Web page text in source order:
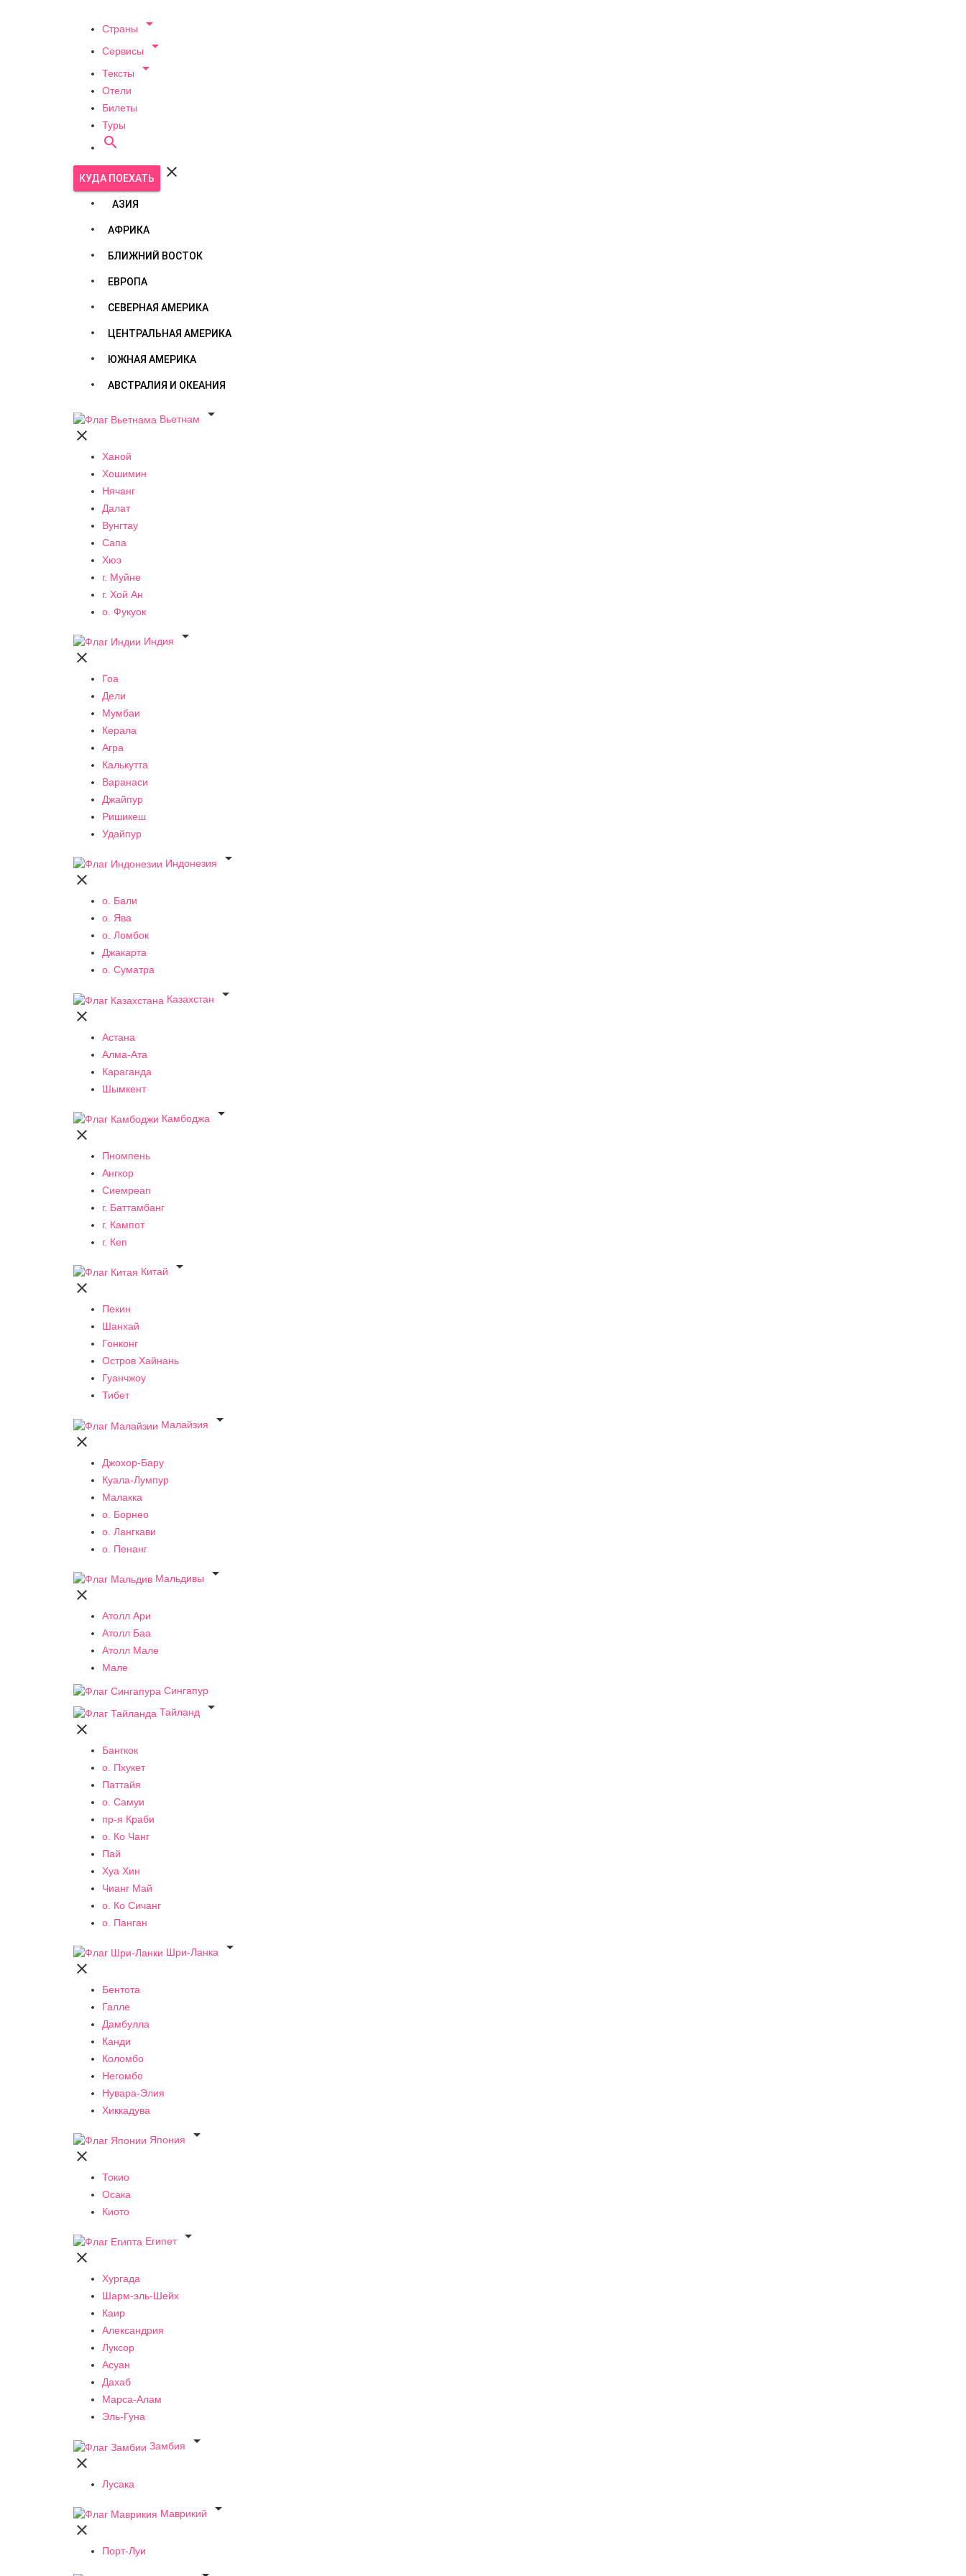
Страны 
Сервисы 
Тексты 
Отели
Билеты
Туры

КУДА ПОЕХАТЬ 
АЗИЯ
АФРИКА
БЛИЖНИЙ ВОСТОК
ЕВРОПА
СЕВЕРНАЯ АМЕРИКА
ЦЕНТРАЛЬНАЯ АМЕРИКА
ЮЖНАЯ АМЕРИКА
АВСТРАЛИЯ И ОКЕАНИЯ
Вьетнам


Ханой
Хошимин
Нячанг
Далат
Вунгтау
Сапа
Хюэ
г. Муйне
г. Хой Ан
о. Фукуок
Индия


Гоа
Дели
Мумбаи
Керала
Агра
Калькутта
Варанаси
Джайпур
Ришикеш
Удайпур
Индонезия


о. Бали
о. Ява
о. Ломбок
Джакарта
о. Суматра
Казахстан


Астана
Алма-Ата
Караганда
Шымкент
Камбоджа


Пномпень
Ангкор
Сиемреап
г. Баттамбанг
г. Кампот
г. Кеп
Китай


Пекин
Шанхай
Гонконг
Остров Хайнань
Гуанчжоу
Тибет
Малайзия


Джохор-Бару
Куала-Лумпур
Малакка
о. Борнео
о. Лангкави
о. Пенанг
Мальдивы


Атолл Ари
Атолл Баа
Атолл Мале
Мале
Сингапур
Тайланд


Бангкок
о. Пхукет
Паттайя
о. Самуи
пр-я Краби
о. Ко Чанг
Пай
Хуа Хин
Чианг Май
о. Ко Сичанг
о. Панган
Шри-Ланка


Бентота
Галле
Дамбулла
Канди
Коломбо
Негомбо
Нувара-Элия
Хиккадува
Япония


Токио
Осака
Киото
Египет


Хургада
Шарм-эль-Шейх
Каир
Александрия
Луксор
Асуан
Дахаб
Марса-Алам
Эль-Гуна
Замбия


Лусака
Маврикий


Порт-Луи